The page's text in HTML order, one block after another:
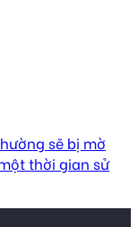
sẽ bị mờ
thời gian sử